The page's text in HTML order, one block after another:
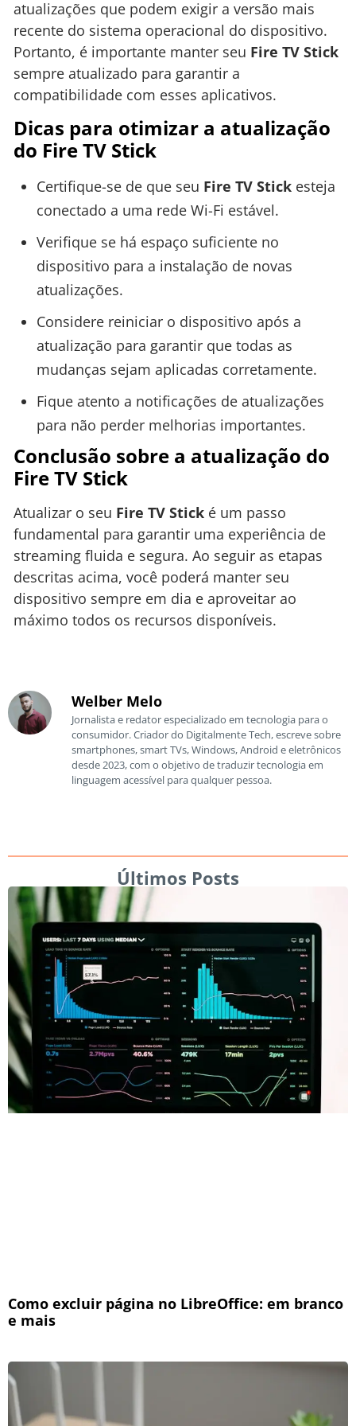
atualizações que podem exigir a versão mais
recente do sistema operacional do dispositivo.
Portanto, é importante manter seu Fire TV Stick
sempre atualizado para garantir a
compatibilidade com esses aplicativos.
Dicas para otimizar a atualização
do Fire TV Stick
Certifique-se de que seu Fire TV Stickesteja
conectado a uma rede Wi-Fi estável.
Verifique se há espaço suficiente no
dispositivo para a instalação de novas
atualizações.
Considere reiniciar o dispositivo após a
atualização para garantir que todas as
mudanças sejam aplicadas corretamente.
Fique atento a notificações de atualizações
para não perder melhorias importantes.
Conclusão sobre a atualização do
Fire TV Stick
Atualizar o seu Fire TV Stick é um passo
fundamental para garantir uma experiência de
streaming fluida e segura. Ao seguir as etapas
descritas acima, você poderá manter seu
dispositivo sempre em dia e aproveitar ao
máximo todos os recursos disponíveis.
Welber Melo
Jornalista e redator especializado em tecnologia para o
consumidor. Criador do Digitalmente Tech, escreve sobre
smartphones, smart TVs, Windows, Android e eletrônicos
desde 2023, com o objetivo de traduzir tecnologia em
linguagem acessível para qualquer pessoa.
Últimos Posts
Como excluir página no LibreOffice: em branco
e mais